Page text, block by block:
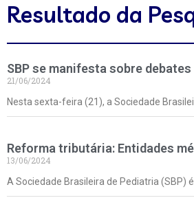
Resultado da
SBP se manifesta sobre
21/06/2024
Nesta sexta-feira (21), a Sociedade
Reforma tributária: Entidades
13/06/2024
A Sociedade Brasileira de Pediatria (SBP)